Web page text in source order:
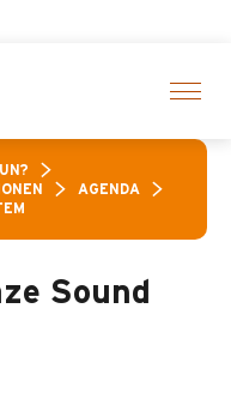
AGENDA
Sound